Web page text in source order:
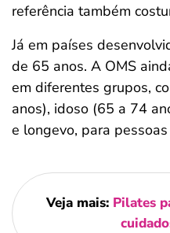
referência também
Já em países
de 65 anos. A OMS
em diferentes grupos,
anos), idoso (65 a 74
e longevo, para
Veja mais: Pilates